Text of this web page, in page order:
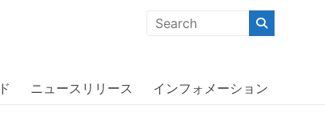
「機能的な商品」「コストパフォーマンスの高い商
ニュースリリース インフォメーション